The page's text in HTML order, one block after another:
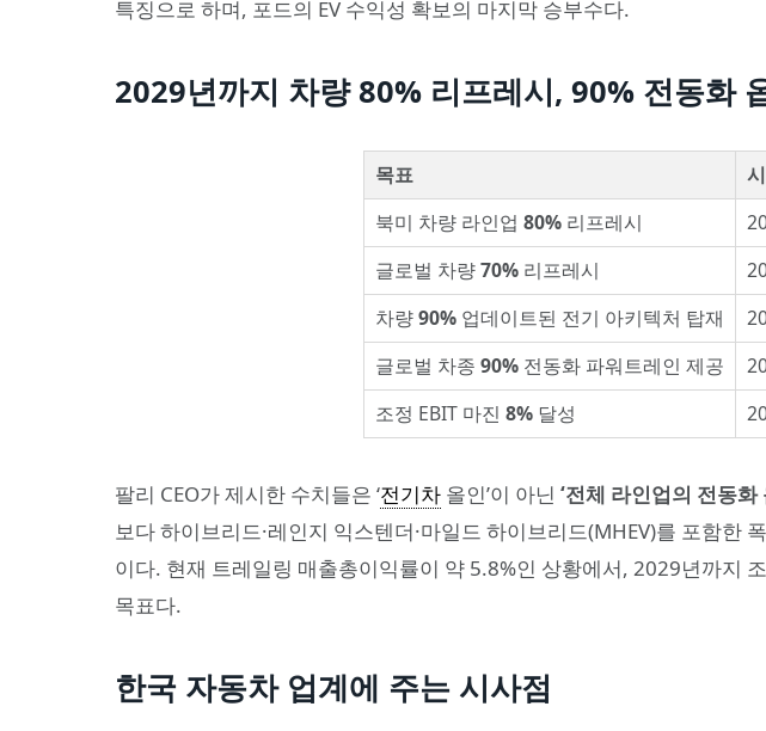
특징으로 하며, 포드의 EV 수익성 확보의 마지막 승부수다.
2029년까지 차량 80% 리프레시, 90% 전동화
목표
북미 차량 라인업 80%리프레시
글로벌 차량70%리프레시
차량90%업데이트된 전기 아키텍처 탑재
글로벌 차종 90%전동화 파워트레인 제공
조정 EBIT 마진 8%달성
팔리 CEO가 제시한 수치들은 ‘전기차 올인’이 아닌‘전체 라인업의 전동화
보다 하이브리드·레인지 익스텐더·마일드 하이브리드(MHEV)를 포함한
이다. 현재 트레일링 매출총이익률이 약 5.8%인 상황에서, 2029년까지
목표다.
한국 자동차 업계에 주는 시사점